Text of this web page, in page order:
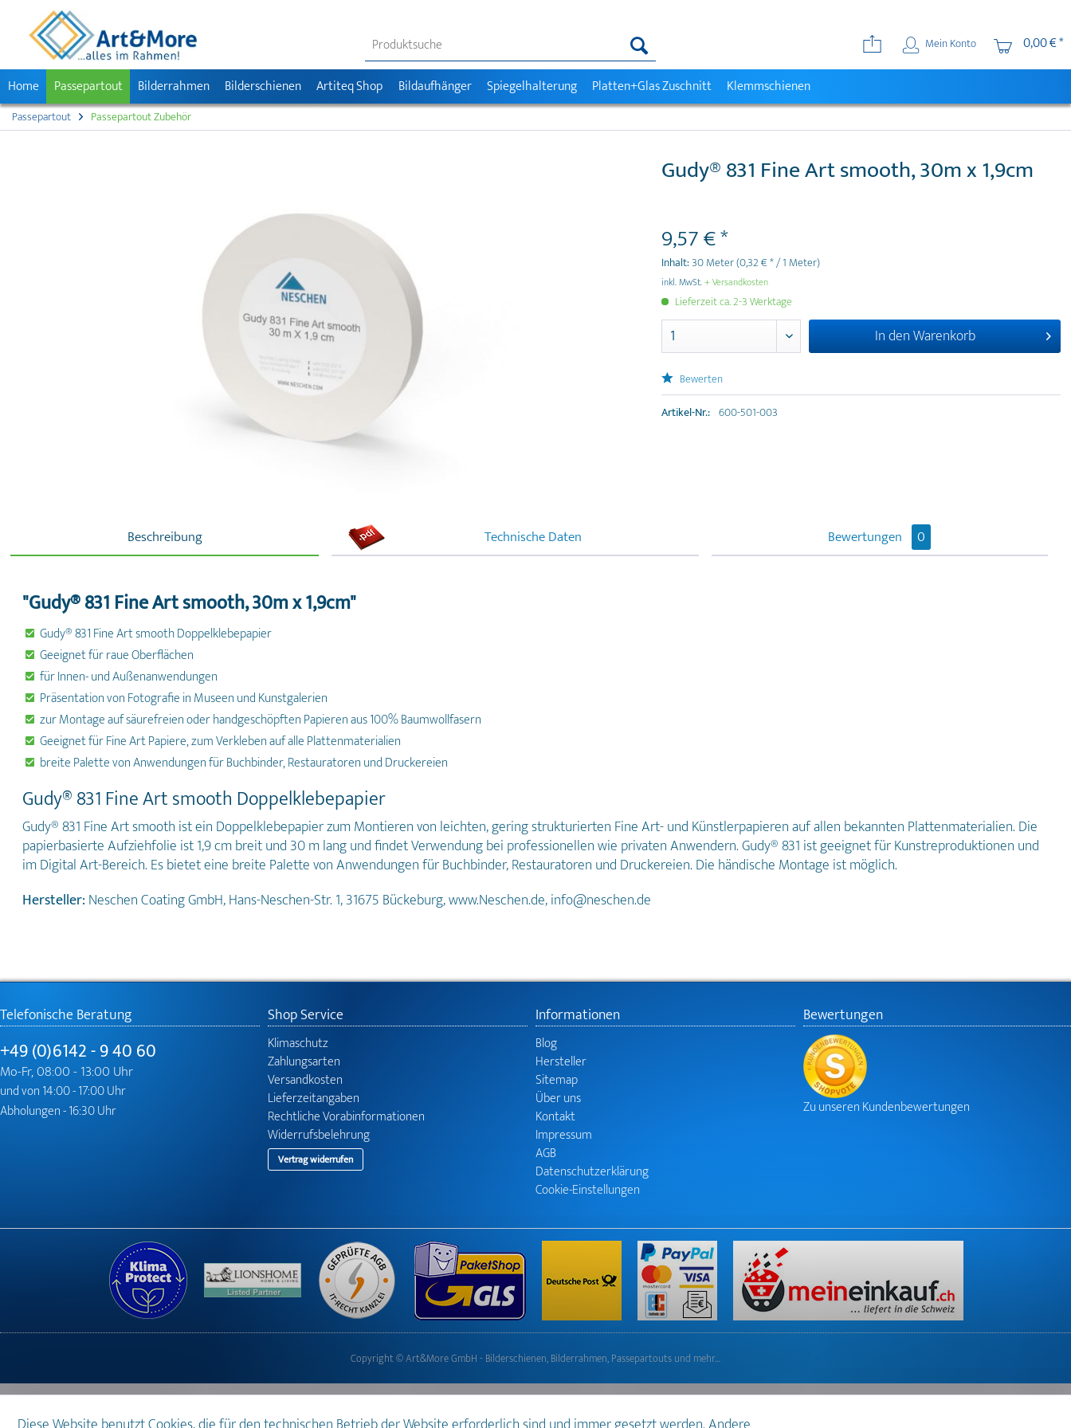
Mein Konto
0,00 € *
Home
Passepartout Bilderrahmen Bilderschienen Artiteq Shop Bildaufhänger Spiegelhalterung Platten+Glas Zuschnitt Klemmschienen
Passepartout Passepartout Zubehör
Gudy® 831 Fine Art smooth, 30m x 1,9cm
9,57 € *
Inhalt:30 Meter(0,32 € * / 1 Meter)
inkl. MwSt.+ Versandkosten
Lieferzeit ca. 2-3 Werktage
In denWarenkorb
Bewerten
Artikel-Nr.: 600-501-003
Beschreibung Technische Daten Bewertungen 0
"Gudy® 831 Fine Art smooth, 30m x 1,9cm"
Gudy® 831 Fine Art smooth Doppelklebepapier
Geeignet für raue Oberflächen
für Innen- und Außenanwendungen
Präsentation von Fotografie in Museen und Kunstgalerien
zur Montage auf säurefreien oder handgeschöpften Papieren aus 100% Baumwollfasern
Geeignet für Fine Art Papiere, zum Verkleben auf alle Plattenmaterialien
breite Palette von Anwendungen für Buchbinder, Restauratoren und Druckereien
Gudy® 831 Fine Art smooth Doppelklebepapier
Gudy® 831 Fine Art smooth ist ein Doppelklebepapier zum Montieren von leichten, gering strukturierten Fine Art- und Künstlerpapieren auf allen bekannten Plattenmaterialien. Die
papierbasierte Aufziehfolie ist 1,9 cm breit und 30 m lang und findet Verwendung bei professionellen wie privaten Anwendern. Gudy® 831 ist geeignet für Kunstreproduktionen und
im Digital Art-Bereich. Es bietet eine breite Palette von Anwendungen für Buchbinder, Restauratoren und Druckereien. Die händische Montage ist möglich.
Hersteller: Neschen Coating GmbH, Hans-Neschen-Str. 1, 31675 Bückeburg, www.Neschen.de, info@neschen.de
Telefonische Beratung
+49 (0)6142 - 9 40 60
Mo-Fr, 08:00 - 13:00 Uhr
und von 14:00 - 17:00 Uhr
Abholungen - 16:30 Uhr
Shop Service
Klimaschutz
Zahlungsarten
Versandkosten
Lieferzeitangaben
Rechtliche Vorabinformationen
Widerrufsbelehrung
Vertrag widerrufen
Informationen
Blog
Hersteller
Sitemap
Über uns
Kontakt
Impressum
AGB
Datenschutzerklärung
Cookie-Einstellungen
Bewertungen
Zu unseren Kundenbewertungen
Copyright © Art&More GmbH - Bilderschienen, Bilderrahmen, Passepartouts und mehr…